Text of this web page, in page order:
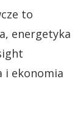
to
energetyka
i ekonomia